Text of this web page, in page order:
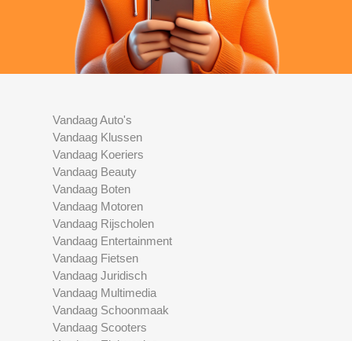
Vandaag Auto's
Vandaag Klussen
Vandaag Koeriers
Vandaag Beauty
Vandaag Boten
Vandaag Motoren
Vandaag Rijscholen
Vandaag Entertainment
Vandaag Fietsen
Vandaag Juridisch
Vandaag Multimedia
Vandaag Schoonmaak
Vandaag Scooters